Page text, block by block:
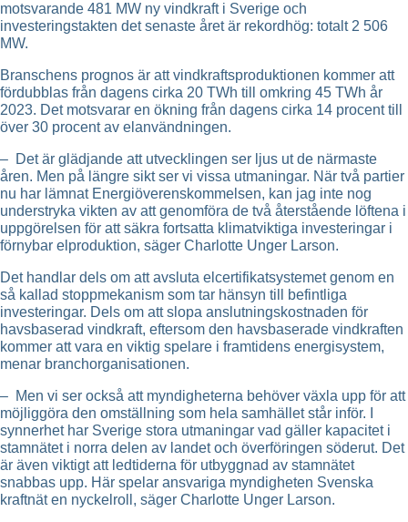
motsvarande 481 MW ny vindkraft i Sverige och
investeringstakten det senaste året är rekordhög: totalt 2 506
MW.
Branschens prognos är att vindkraftsproduktionen kommer att
fördubblas från dagens cirka 20 TWh till omkring 45 TWh år
2023. Det motsvarar en ökning från dagens cirka 14 procent till
över 30 procent av elanvändningen.
– Det är glädjande att utvecklingen ser ljus ut de närmaste
åren. Men på längre sikt ser vi vissa utmaningar. När två partier
nu har lämnat Energiöverenskommelsen, kan jag inte nog
understryka vikten av att genomföra de två återstående löftena i
uppgörelsen för att säkra fortsatta klimatviktiga investeringar i
förnybar elproduktion, säger Charlotte Unger Larson.
Det handlar dels om att avsluta elcertifikatsystemet genom en
så kallad stoppmekanism som tar hänsyn till befintliga
investeringar. Dels om att slopa anslutningskostnaden för
havsbaserad vindkraft, eftersom den havsbaserade vindkraften
kommer att vara en viktig spelare i framtidens energisystem,
menar branchorganisationen.
– Men vi ser också att myndigheterna behöver växla upp för att
möjliggöra den omställning som hela samhället står inför. I
synnerhet har Sverige stora utmaningar vad gäller kapacitet i
stamnätet i norra delen av landet och överföringen söderut. Det
är även viktigt att ledtiderna för utbyggnad av stamnätet
snabbas upp. Här spelar ansvariga myndigheten Svenska
kraftnät en nyckelroll, säger Charlotte Unger Larson.